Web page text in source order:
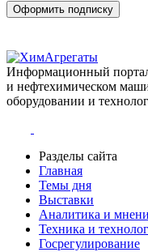
Оформить подписку
Информационный
и нефтехимическом
оборудовании и
Разделы сайта
Главная
Темы дня
Выставки
Аналитика и
Техника и
Госрегулирование